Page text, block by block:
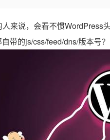
来说，会看不惯WordPress
带的js/css/feed/dns/版本号？